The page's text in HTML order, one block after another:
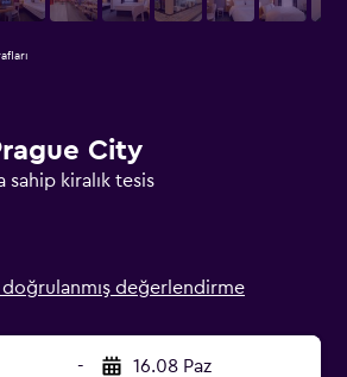
City
sahip kiralık tesis
doğrulanmış değerlendirme
- 16.08 Paz